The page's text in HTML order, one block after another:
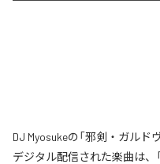
DJ Myosukeの「邪剣・ガル
デジタル配信された楽曲は、